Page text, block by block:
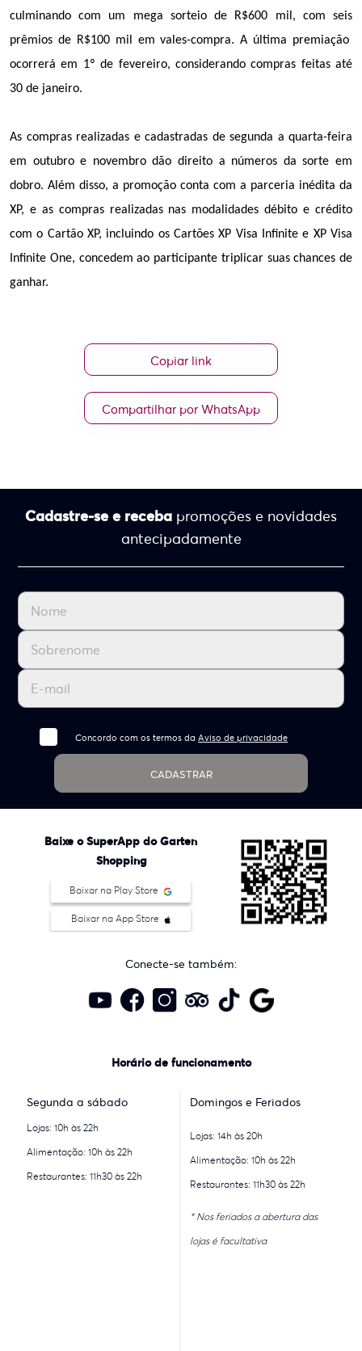
culminando com um mega sorteio de R$600 mil, com seis
prêmios de R$100 mil em vales-compra. A última premiação
ocorrerá em 1º de fevereiro, considerando compras feitas até
30 de janeiro.
As compras realizadas e cadastradas de segunda a quarta-feira
em outubro e novembro dão direito a números da sorte em
dobro. Além disso, a promoção conta com a parceria inédita da
XP, e as compras realizadas nas modalidades débito e crédito
com o Cartão XP, incluindo os Cartões XP Visa Infinite e XP Visa
Infinite One, concedem ao participante triplicar suas chances de
ganhar.
Copiar link
Compartilhar por WhatsApp
Cadastre-se e receba promoções e novidades
antecipadamente
Concordo com os termos daAviso de privacidade
CADASTRAR
Baixe o SuperApp do Garten
Shopping
Baixar na Play Store
Baixar na App Store
Conecte-se também:
Horário de funcionamento
Segunda a sábado
Lojas: 10h às 22h
Alimentação: 10h às 22h
Restaurantes: 11h30 às 22h
Domingos e Feriados
Lojas: 14h às 20h
Alimentação: 10h às 22h
Restaurantes: 11h30 às 22h
* Nos feriados a abertura das
lojas é facultativa